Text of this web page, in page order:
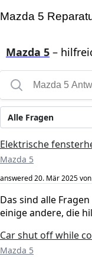
Mazda 5
Mazda 5 –
Alle Fragen
Elektrische
Mazda 5
answered20. Mär 2025von
Das sind alle
einige andere, die
Car shut off while
Mazda 5